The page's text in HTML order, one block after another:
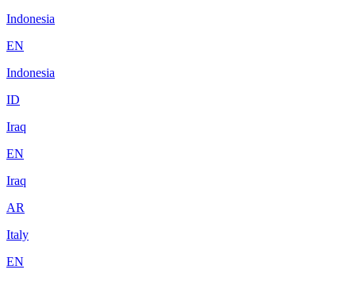
Indonesia
EN
Indonesia
ID
Iraq
EN
Iraq
AR
Italy
EN